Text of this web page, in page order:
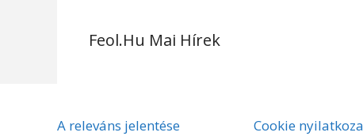
Feol.Hu Mai Hírek
A releváns jelentése
Cookie